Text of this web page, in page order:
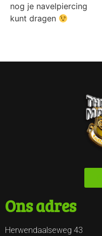
nog je navelpiercing
kunt dragen
Ons adres
Herwendaalseweg 43